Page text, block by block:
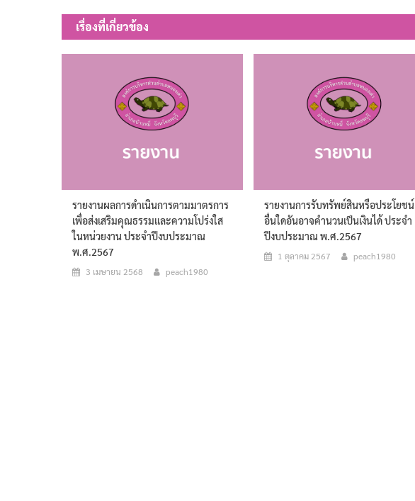
เรื่อง
เรื่องที่เกี่ยวข้อง
รายงานผลการดำเนินการตามมาตรการ
เพื่อส่งเสริมคุณธรรมและความโปร่งใส
ในหน่วยงาน ประจำปีงบประมาณ
พ.ศ.2567
3 เมษายน 2568 peach1980
รายงานการรับทรัพย์สินหรือประโยชน์
อื่นใดอันอาจคำนวนเป็นเงินได้ ประจำ
ปีงบประมาณ พ.ศ.2567
1 ตุลาคม 2567 peach1980